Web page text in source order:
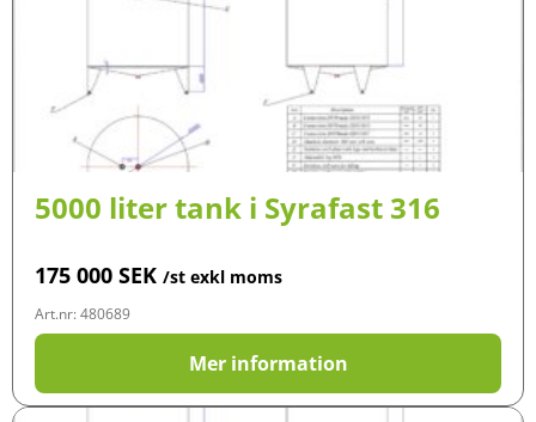
5000 liter tank i Syrafast 316
175 000 SEK /st exkl moms
Art.nr: 480689
Mer information